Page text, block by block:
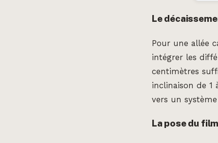
Le
Pour une allée
intégrer les
centimètres
inclinaison de 1
vers un
La pose du